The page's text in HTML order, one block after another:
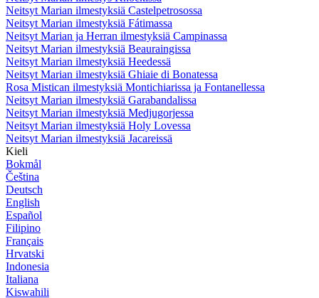
Neitsyt Marian ilmestyksiä Castelpetrosossa
Neitsyt Marian ilmestyksiä Fátimassa
Neitsyt Marian ja Herran ilmestyksiä Campinassa
Neitsyt Marian ilmestyksiä Beauraingissa
Neitsyt Marian ilmestyksiä Heedessä
Neitsyt Marian ilmestyksiä Ghiaie di Bonatessa
Rosa Mistican ilmestyksiä Montichiarissa ja Fontanellessa
Neitsyt Marian ilmestyksiä Garabandalissa
Neitsyt Marian ilmestyksiä Medjugorjessa
Neitsyt Marian ilmestyksiä Holy Lovessa
Neitsyt Marian ilmestyksiä Jacareissä
Kieli
Bokmål
Čeština
Deutsch
English
Español
Filipino
Français
Hrvatski
Indonesia
Italiana
Kiswahili